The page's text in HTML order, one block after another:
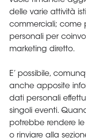
Whistleblowing
Area
Contatti
Assicurazione